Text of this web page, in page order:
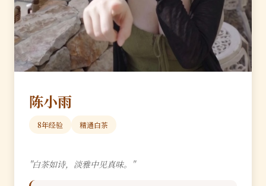
陈小雨
8年经验 精通白茶
"白茶如诗，淡雅中见真味。"